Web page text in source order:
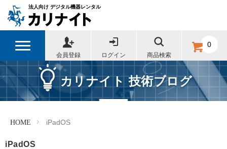
法人向け デジタル機器レンタル
会員登録 ログイン 商品検索
0
カリナイト 技術ブログ
HOME iPadOS
iPadOS